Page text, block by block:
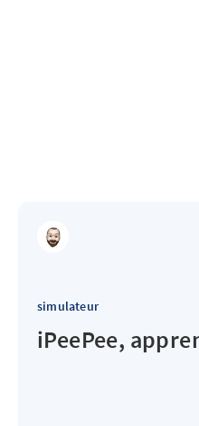
simulateur
iPeePee,